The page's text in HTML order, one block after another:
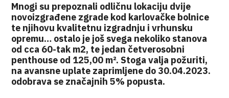
Mnogi su prepoznali odličnu lokaciju dvije
novoizgrađene zgrade kod karlovačke bolnice
te njihovu kvalitetnu izgradnju i vrhunsku
opremu… ostalo je još svega nekoliko stanova
od cca 60-tak m2, te jedan četverosobni
penthouse od 125,00 m². Stoga valja požuriti,
na avansne uplate zaprimljene do 30.04.2023.
odobrava se značajnih 5% popusta.